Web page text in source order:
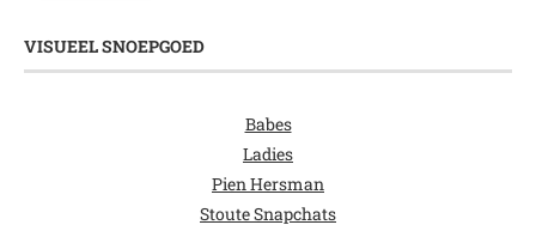
VISUEEL SNOEPGOED
Babes
Ladies
Pien Hersman
Stoute Snapchats